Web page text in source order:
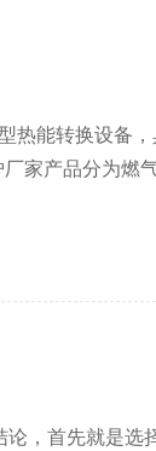
热能转换设备
家产品分为燃
，首先就是选